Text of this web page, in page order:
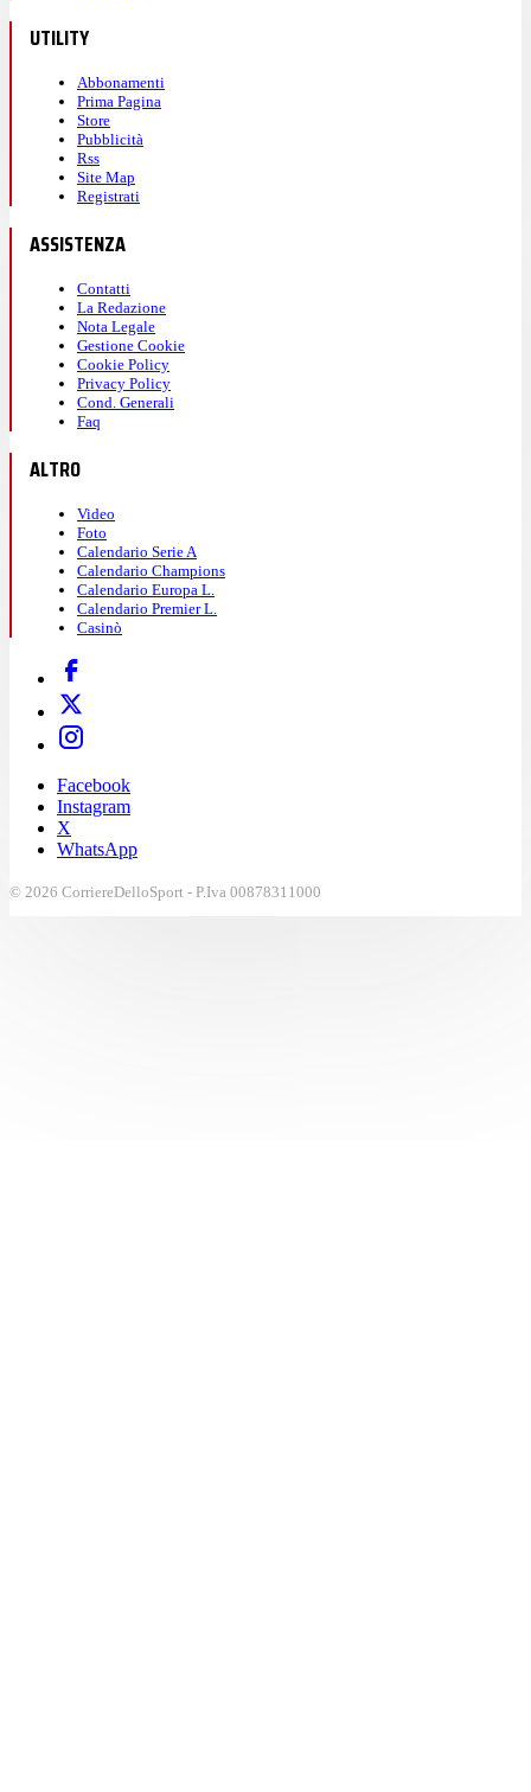
UTILITY
Abbonamenti
Prima Pagina
Store
Pubblicità
Rss
Site Map
Registrati
ASSISTENZA
Contatti
La Redazione
Nota Legale
Gestione Cookie
Cookie Policy
Privacy Policy
Cond. Generali
Faq
ALTRO
Video
Foto
Calendario Serie A
Calendario Champions
Calendario Europa L.
Calendario Premier L.
Casinò
Facebook
Instagram
X
WhatsApp
© 2026 CorriereDelloSport - P.Iva 00878311000